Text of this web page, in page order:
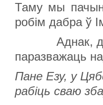
Таму мы
робім дабра ў
Аднак,
паразважаць
Пане Езу, у
рабіць сваю